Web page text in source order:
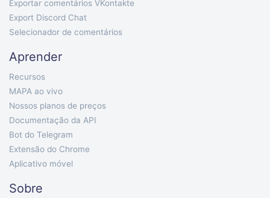
Exportar comentários VKontakte
Export Discord Chat
Selecionador de comentários
Aprender
Recursos
MAPA ao vivo
Nossos planos de preços
Documentação da API
Bot do Telegram
Extensão do Chrome
Aplicativo móvel
Sobre